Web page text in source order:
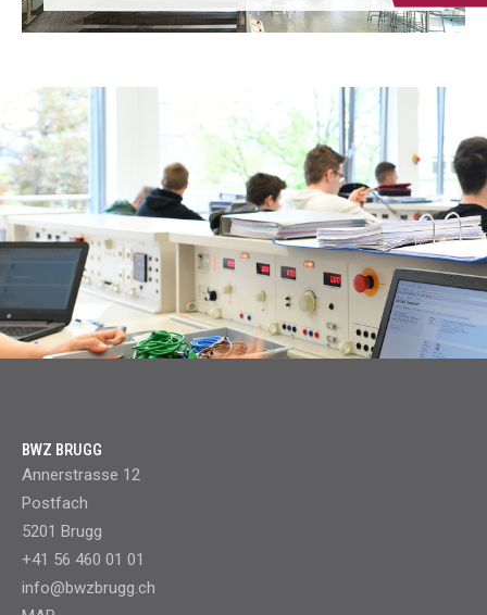
BWZ BRUGG
Annerstrasse 12
Postfach
5201 Brugg
+41 56 460 01 01
info@bwzbrugg.ch